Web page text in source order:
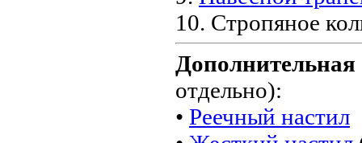
10. Стропяное
отдельно):
• Реечный настил